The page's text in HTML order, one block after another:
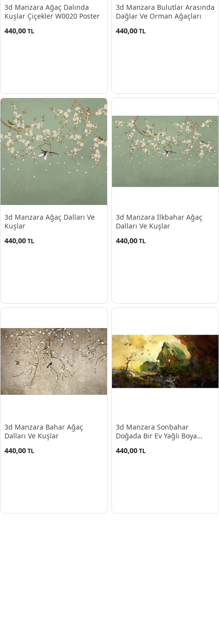
3d Manzara Ağaç Dalında
Kuşlar Çiçekler W0020 Poster
440,00TL
3d Manzara Bulutlar Arasında
Dağlar Ve Orman Ağaçları
440,00TL
3d Manzara Ağaç Dalları Ve
Kuşlar
440,00TL
3d Manzara İlkbahar Ağaç
Dalları Ve Kuşlar
440,00TL
3d Manzara Bahar Ağaç
Dalları Ve Kuşlar
440,00TL
3d Manzara Sonbahar
Doğada Bir Ev Yağlı Boya
440,00TL